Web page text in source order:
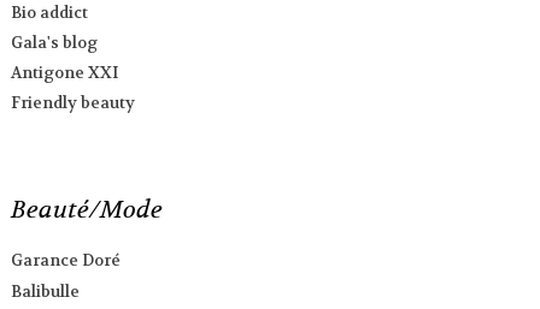
Bio addict
Gala's blog
Antigone XXI
Friendly beauty
Beauté/Mode
Garance Doré
Balibulle